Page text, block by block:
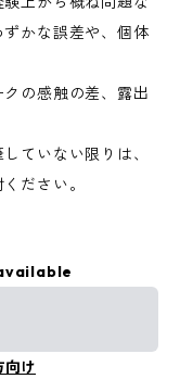
かな誤差や、個体
クの感触の差、露出
ていない限りは、
ださい。
向け